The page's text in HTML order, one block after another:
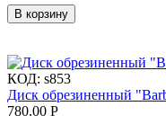
В корзину
КОД: s853
Диск обрезиненный
780.00 Р